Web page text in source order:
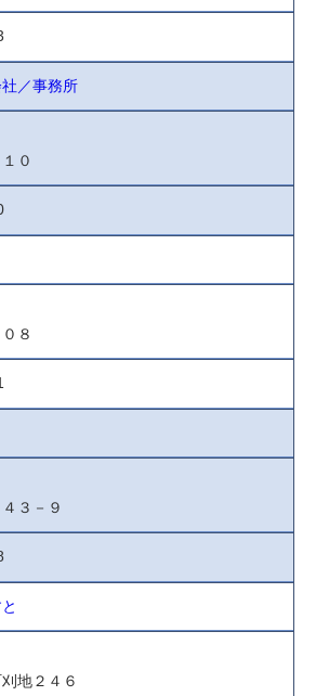
／事務所
０
８
３－９
地２４６